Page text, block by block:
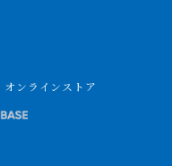
ンラインストア